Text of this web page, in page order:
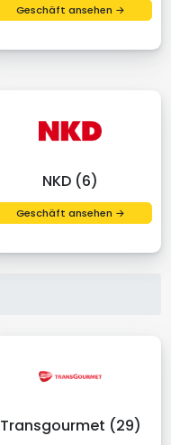
Geschäft ansehen →
NKD (6)
Geschäft ansehen →
Transgourmet (29)